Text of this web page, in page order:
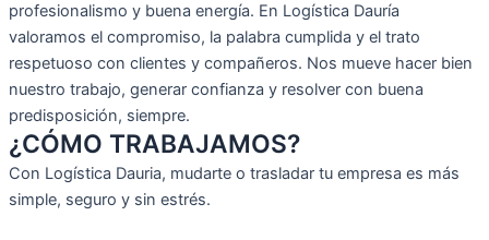
profesionalismo y buena energía. En Logística Dauría
valoramos el compromiso, la palabra cumplida y el trato
respetuoso con clientes y compañeros. Nos mueve hacer bien
nuestro trabajo, generar confianza y resolver con buena
predisposición, siempre.
¿CÓMO TRABAJAMOS?
Con Logística Dauria, mudarte o trasladar tu empresa es más
simple, seguro y sin estrés.